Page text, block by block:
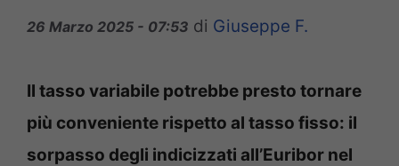
26 Marzo 2025 - 07:53 di Giuseppe F.
Il tasso variabile potrebbe presto tornare
più conveniente rispetto al tasso fisso: il
sorpasso degli indicizzati all’Euribor nel